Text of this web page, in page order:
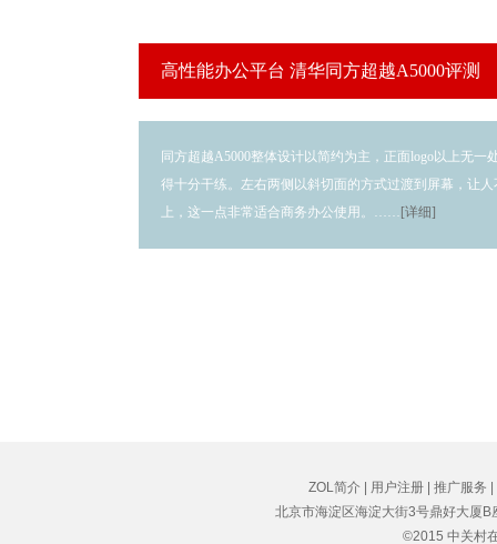
高性能办公平台 清华同方超越A5000评测
同方超越A5000整体设计以简约为主，正面logo以上无
得十分干练。左右两侧以斜切面的方式过渡到屏幕，让
上，这一点非常适合商务办公使用。 …… [详细]
ZOL简介| 用户注册| 推广服务
北京市海淀区海淀大街3号鼎好大厦
©2015 中关村